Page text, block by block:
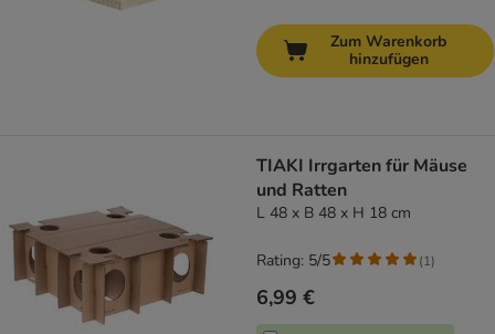
Zum Warenkorb
hinzufügen
TIAKI Irrgarten für Mäuse
und Ratten
L 48 x B 48 x H 18 cm
6,99 €
Rating: 5/5 (1)